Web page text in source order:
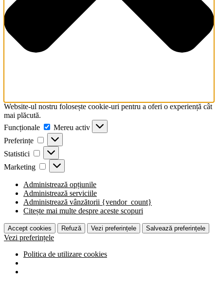
comandă
rapidă
activează
cititorul
navigați
și
interacționați
cu
conținutul.
Website-ul nostru folosește cookie-uri pentru a oferi o experiență cât
mai plăcută.
Funcționale
Mereu activ
Preferințe
Statistici
Marketing
Administrează opțiunile
Administrează serviciile
Administrează vânzătorii {vendor_count}
Citește mai multe despre aceste scopuri
Accept cookies Refuză Vezi preferințele Salvează preferințele
Vezi preferințele
Politica de utilizare cookies